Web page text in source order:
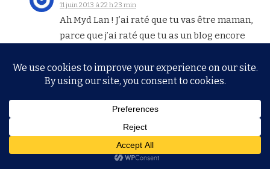
11 juin 2013 à 22 h 23 min
Ah Myd Lan ! J’ai raté que tu vas être maman,
parce que j’ai raté que tu as un blog encore
Je ne comprends pas en quoi faire un enfant
c’est seulement une évolution différente
suite à une envie différente, envie qui s’est
concrétisée pour toi grâce au hasard, à la
chance de rencontrer quelqu’un en accord